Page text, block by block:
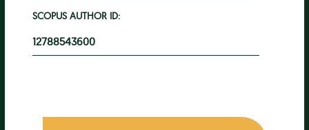
SCOPUS AUTHOR ID:
12788543600